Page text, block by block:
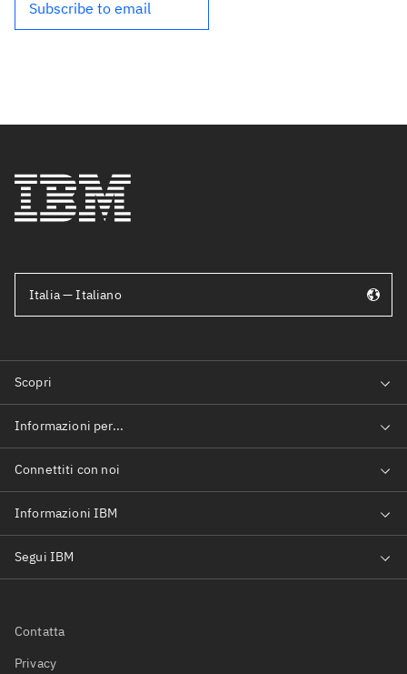
Subscribe to email
Italia — Italiano
Contatta
Privacy